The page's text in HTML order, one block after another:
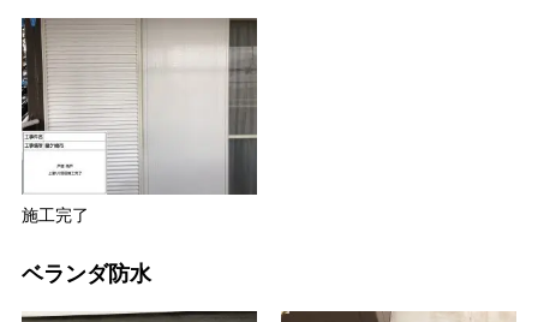
施工完了
ベランダ防水